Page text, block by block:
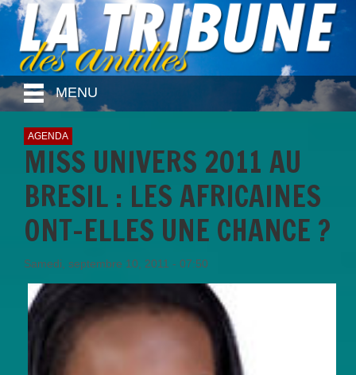
MENU
AGENDA
MISS UNIVERS 2011 AU
BRESIL : LES AFRICAINES
ONT-ELLES UNE CHANCE ?
Samedi, septembre 10, 2011 - 07:50